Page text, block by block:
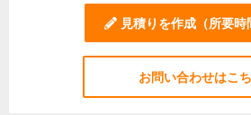
見積りを作成 （所要
お問い合わせはこ